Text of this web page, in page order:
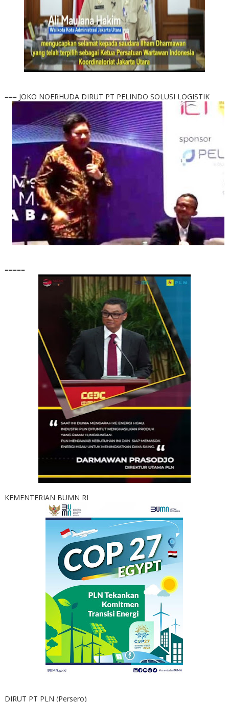
=== JOKO NOERHUDA DIRUT PT PELINDO SOLUSI LOGISTIK
=====
KEMENTERIAN BUMN RI
DIRUT PT PLN (Persero)